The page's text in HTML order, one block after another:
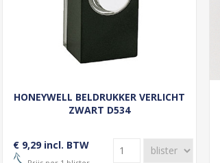
HONEYWELL BELDRUKKER VERLICHT
ZWART D534
€ 9,29 incl. BTW